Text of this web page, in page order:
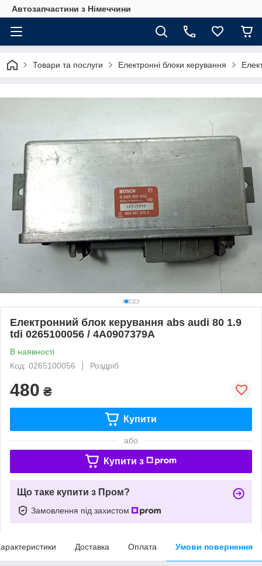
Автозапчастини з Німеччини
Товари та послуги Електронні блоки керування
Електронний блок керування abs audi 80 1.9
tdi 0265100056 / 4A0907379A
В наявності
Код: 0265100056
Роздріб
480 ₴
Купити
або
Купити з
Що таке купити з Пром?
Замовлення під захистом
Доставка Оплата Умови повернення